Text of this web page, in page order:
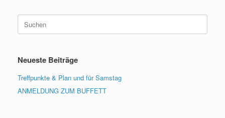
Suchen
nach:
Neueste Beiträge
Treffpunkte & Plan und für Samstag
ANMELDUNG ZUM BUFFETT